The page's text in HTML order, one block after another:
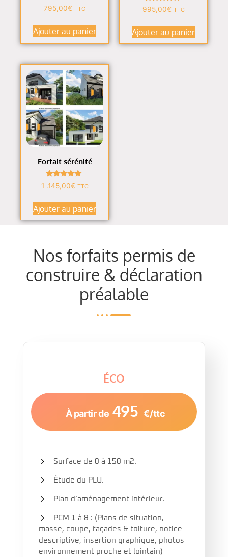
795,00€ TTC
Ajouter au panier
Note
4.91
995,00€ TTC
Ajouter au panier
Forfait sérénité
Note
4.82
1 .145,00€ TTC
Ajouter au panier
Nos forfaits permis de
construire & déclaration
préalable
ÉCO
À partir de 495 €/ttc
Surface de 0 à 150 m2.
Étude du PLU.
Plan d’aménagement intérieur.
PCM 1 à 8 : (Plans de situation,
masse, coupe, façades & toiture, notice
descriptive, insertion graphique, photos
environnement proche et lointain)